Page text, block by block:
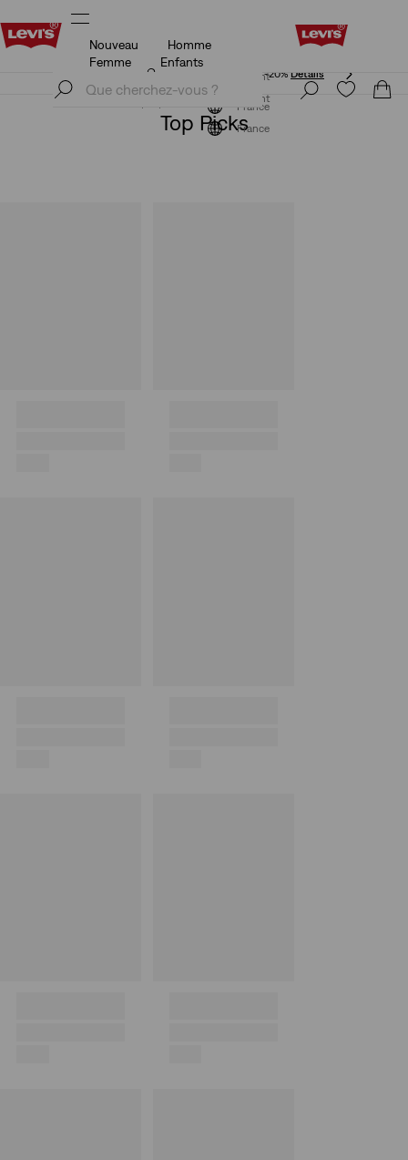
Unidays: Les étudiants bénéficient de -20%
S'inscrire maintenant
France
Nouveau
Homme
Femme
Enfants
Unidays: Les étudiants bénéficient de -20% Détails
S'inscrire maintenant
France
Top Picks